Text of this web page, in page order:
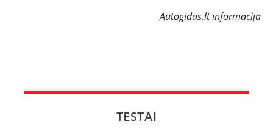
Autogidas.lt informacija
TESTAI